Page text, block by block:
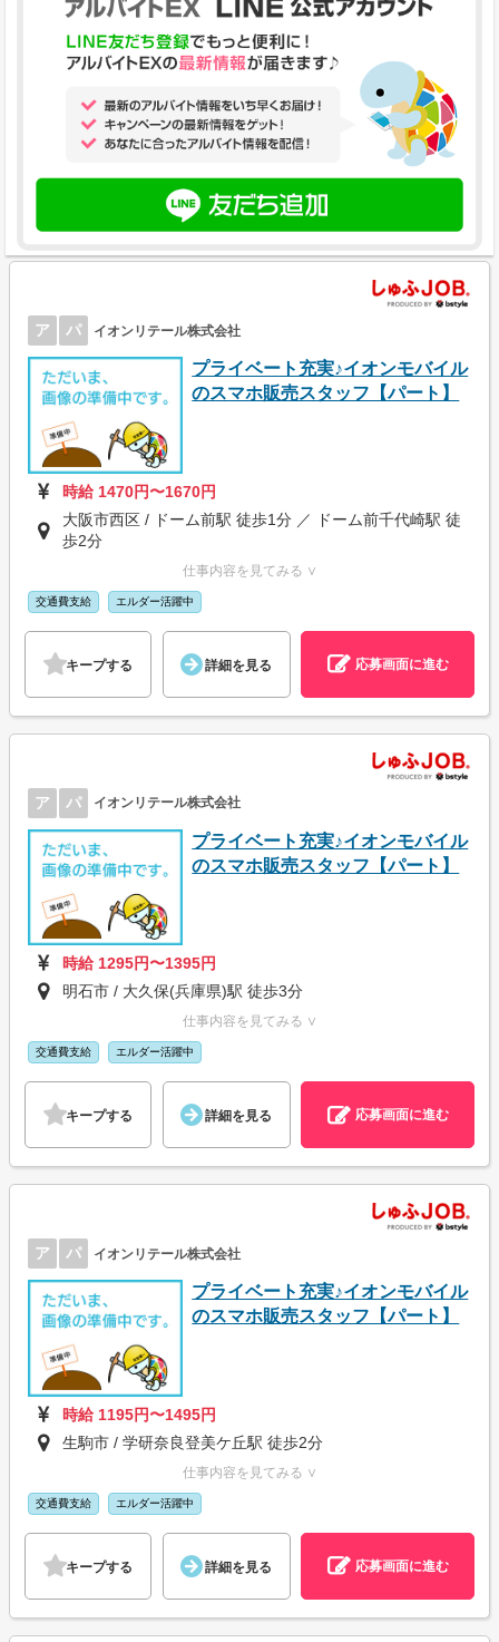
ア パ イオンリテール株式会社
プライベート充実♪イオンモバイル
のスマホ販売スタッフ【パート】
時給 1470円〜1670円
大阪市西区 / ドーム前駅 徒歩1分 ／ ドーム前千代崎駅 徒
歩2分
仕事内容を見てみる ∨
交通費支給 エルダー活躍中
キープする 詳細を見る 応募画面に進む
ア パ イオンリテール株式会社
プライベート充実♪イオンモバイル
のスマホ販売スタッフ【パート】
時給 1295円〜1395円
明石市 / 大久保(兵庫県)駅 徒歩3分
仕事内容を見てみる ∨
交通費支給 エルダー活躍中
キープする 詳細を見る 応募画面に進む
ア パ イオンリテール株式会社
プライベート充実♪イオンモバイル
のスマホ販売スタッフ【パート】
時給 1195円〜1495円
生駒市 / 学研奈良登美ケ丘駅 徒歩2分
仕事内容を見てみる ∨
交通費支給 エルダー活躍中
キープする 詳細を見る 応募画面に進む